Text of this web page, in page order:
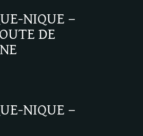
NIQUE –
DE
NIQUE –